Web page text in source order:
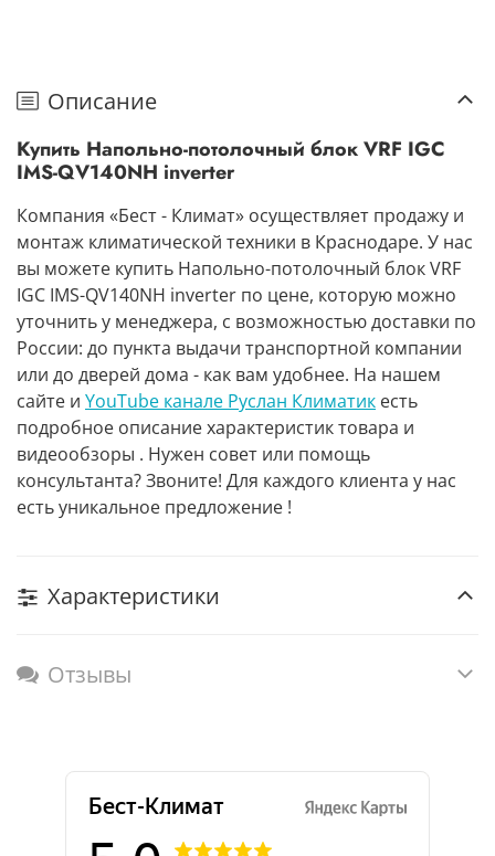
Описание
Купить Напольно-потолочный блок VRF IGC
IMS-QV140NH inverter
Компания «Бест - Климат» осуществляет продажу и
монтаж климатической техники в Краснодаре. У нас
вы можете купить Напольно-потолочный блок VRF
IGC IMS-QV140NH inverter по цене, которую можно
уточнить у менеджера, с возможностью доставки по
России: до пункта выдачи транспортной компании
или до дверей дома - как вам удобнее. На нашем
сайте и YouTube канале Руслан Климатик есть
подробное описание характеристик товара и
видеообзоры . Нужен совет или помощь
консультанта? Звоните! Для каждого клиента у нас
есть уникальное предложение !
Характеристики
Отзывы